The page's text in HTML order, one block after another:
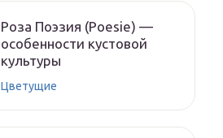
Роза Поэзия (Poesie) —
особенности кустовой
культуры
Цветущие